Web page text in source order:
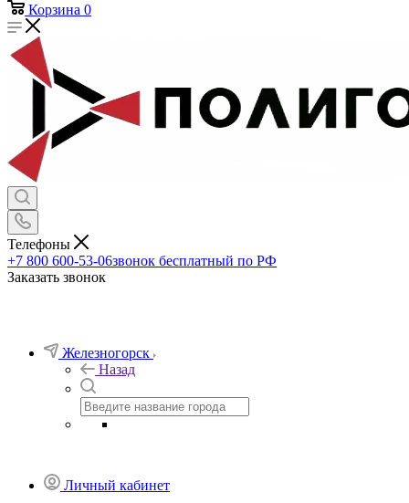
0
Телефоны
+7 800 600-53-06звонок бесплатный по РФ
Заказать звонок